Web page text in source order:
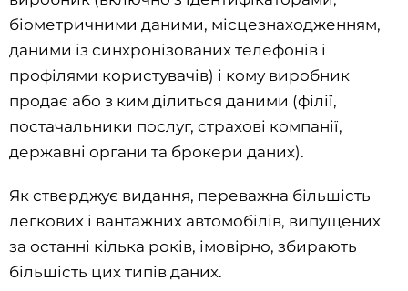
біометричними даними, місцезнаходженням,
даними із синхронізованих телефонів і
профілями користувачів) і кому виробник
продає або з ким ділиться даними (філії,
постачальники послуг, страхові компанії,
державні органи та брокери даних).
Як стверджує видання, переважна більшість
легкових і вантажних автомобілів, випущених
за останні кілька років, імовірно, збирають
більшість цих типів даних.